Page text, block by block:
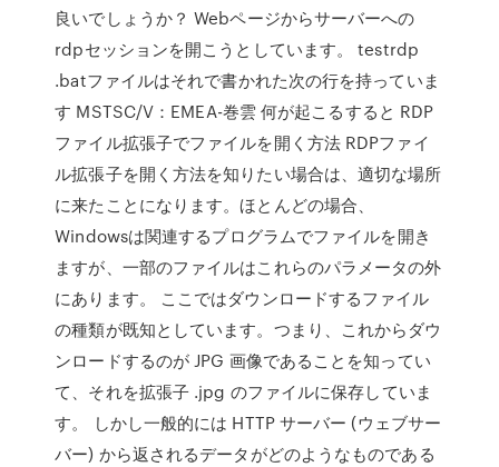
良いでしょうか？ Webページからサーバーへの
rdpセッションを開こうとしています。 testrdp
.batファイルはそれで書かれた次の行を持っていま
す MSTSC/V：EMEA-巻雲 何が起こるすると RDP
ファイル拡張子でファイルを開く方法 RDPファイ
ル拡張子を開く方法を知りたい場合は、適切な場所
に来たことになります。ほとんどの場合、
Windowsは関連するプログラムでファイルを開き
ますが、一部のファイルはこれらのパラメータの外
にあります。 ここではダウンロードするファイル
の種類が既知としています。つまり、これからダウ
ンロードするのが JPG 画像であることを知ってい
て、それを拡張子 .jpg のファイルに保存していま
す。 しかし一般的には HTTP サーバー (ウェブサー
バー) から返されるデータがどのようなものである